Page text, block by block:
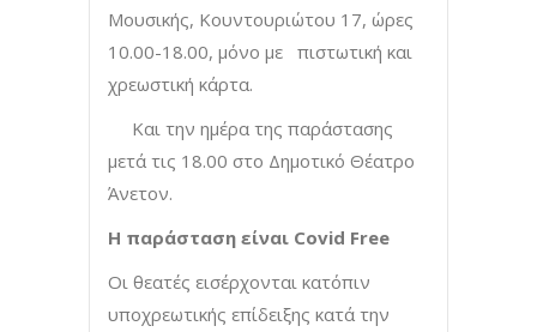
Μουσικής, Κουντουριώτου 17, ώρες
10.00-18.00, μόνο με πιστωτική και
χρεωστική κάρτα.
Και την ημέρα της παράστασης
μετά τις 18.00 στο Δημοτικό Θέατρο
Άνετον.
H παράσταση είναι Covid Free
Οι θεατές εισέρχονται κατόπιν
υποχρεωτικής επίδειξης κατά την